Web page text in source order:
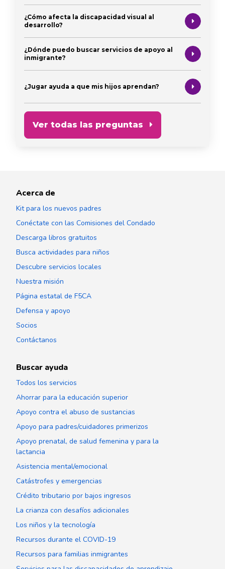
¿Cómo afecta la discapacidad visual al
desarrollo?
¿Dónde puedo buscar servicios de apoyo al
inmigrante?
¿Jugar ayuda a que mis hijos aprendan?
Ver todas las preguntas
Acerca de
Kit para los nuevos padres
Conéctate con las Comisiones del Condado
Descarga libros gratuitos
Busca actividades para niños
Descubre servicios locales
Nuestra misión
Página estatal de F5CA
Defensa y apoyo
Socios
Contáctanos
Buscar ayuda
Todos los servicios
Ahorrar para la educación superior
Apoyo contra el abuso de sustancias
Apoyo para padres/cuidadores primerizos
Apoyo prenatal, de salud femenina y para la
lactancia
Asistencia mental/emocional
Catástrofes y emergencias
Crédito tributario por bajos ingresos
La crianza con desafíos adicionales
Los niños y la tecnología
Recursos durante el COVID-19
Recursos para familias inmigrantes